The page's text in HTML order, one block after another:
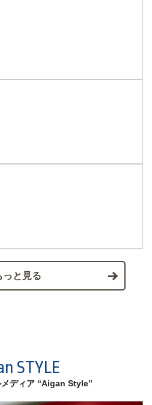
っと見る
STYLE
ディア “Aigan Style”